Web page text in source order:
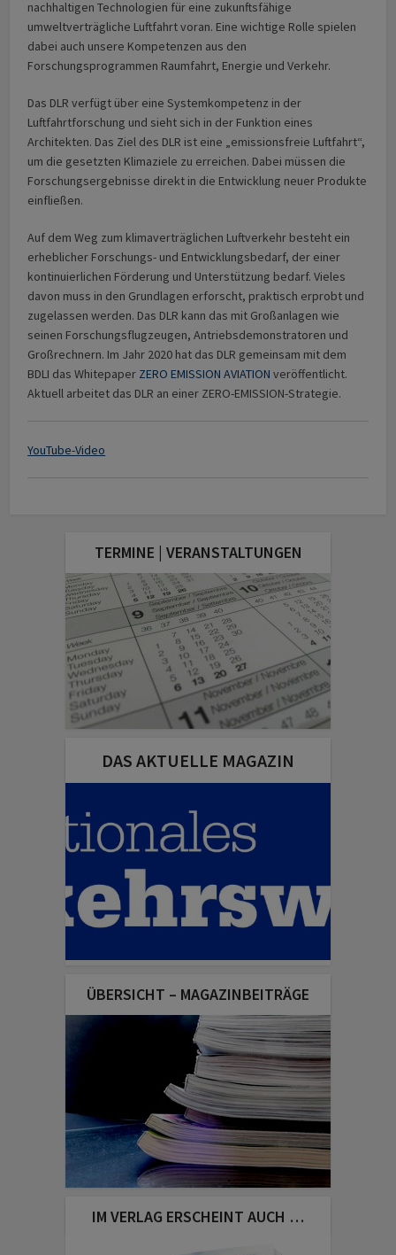
nachhaltigen Technologien für eine zukunftsfähige
umweltverträgliche Luftfahrt voran. Eine wichtige Rolle spielen
dabei auch unsere Kompetenzen aus den
Forschungsprogrammen Raumfahrt, Energie und Verkehr.
Das DLR verfügt über eine Systemkompetenz in der
Luftfahrtforschung und sieht sich in der Funktion eines
Architekten. Das Ziel des DLR ist eine „emissionsfreie Luftfahrt“,
um die gesetzten Klimaziele zu erreichen. Dabei müssen die
Forschungsergebnisse direkt in die Entwicklung neuer Produkte
einfließen.
Auf dem Weg zum klimaverträglichen Luftverkehr besteht ein
erheblicher Forschungs- und Entwicklungsbedarf, der einer
kontinuierlichen Förderung und Unterstützung bedarf. Vieles
davon muss in den Grundlagen erforscht, praktisch erprobt und
zugelassen werden. Das DLR kann das mit Großanlagen wie
seinen Forschungsflugzeugen, Antriebsdemonstratoren und
Großrechnern. Im Jahr 2020 hat das DLR gemeinsam mit dem
BDLI das Whitepaper ZERO EMISSION AVIATION veröffentlicht.
Aktuell arbeitet das DLR an einer ZERO-EMISSION-Strategie.
YouTube-Video
TERMINE | VERANSTALTUNGEN
DAS AKTUELLE MAGAZIN
ÜBERSICHT – MAGAZINBEITRÄGE
IM VERLAG ERSCHEINT AUCH …